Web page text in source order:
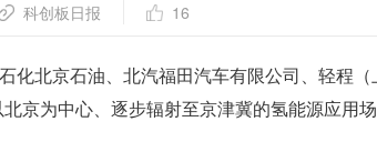
科创板日报 16
化北京石油、北汽福田汽车有限公司、轻程
京为中心、逐步辐射至京津冀的氢能源应用